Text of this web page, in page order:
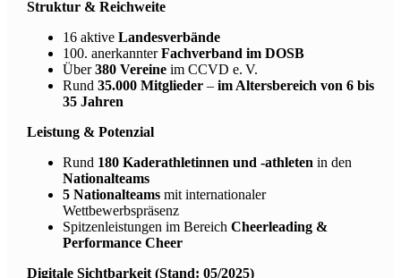
Struktur & Reichweite
16 aktive Landesverbände
100. anerkannterFachverband im DOSB
Über380 Vereineim CCVD e. V.
Rund 35.000 Mitglieder– im Altersbereich von 6 bis
35 Jahren
Leistung & Potenzial
Rund 180 Kaderathletinnen und -athleten in den
Nationalteams
5 Nationalteamsmit internationaler
Wettbewerbspräsenz
Spitzenleistungen im Bereich Cheerleading &
Performance Cheer
Digitale Sichtbarkeit (Stand: 05/2025)